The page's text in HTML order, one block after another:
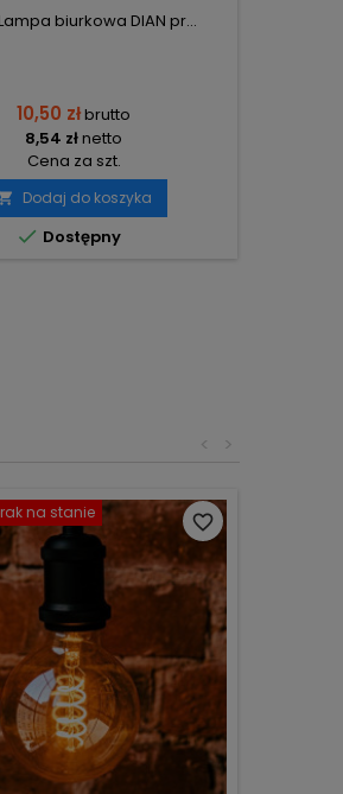
biurkowa DIAN pr...
10,50 złbrutto
8,54 złnetto
Cena za szt.
Dodaj do koszyka
 Dostępny
>
<
na stanie favorite_border